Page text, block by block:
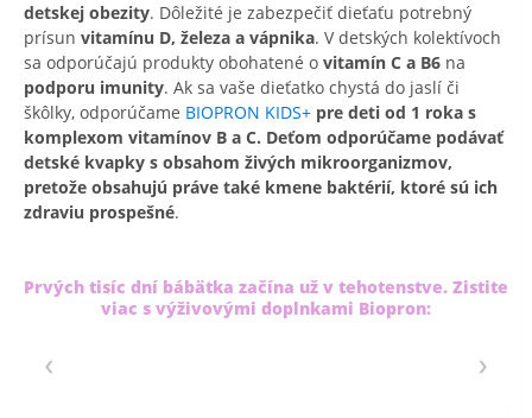
detskej obezity. Dôležité je zabezpečiť dieťaťu potrebný
prísun vitamínu D, železa a vápnika. V detských kolektívoch
sa odporúčajú produkty obohatené o vitamín C a B6 na
podporu imunity. Ak sa vaše dieťatko chystá do jaslí či
škôlky, odporúčame BIOPRON KIDS+ pre deti od 1 roka s
komplexom vitamínov B a C. Deťom odporúčame podávať
detské kvapky s obsahom živých mikroorganizmov,
pretože obsahujú práve také kmene baktérií, ktoré sú ich
zdraviu prospešné.
Prvých tisíc dní bábätka začína už v tehotenstve. Zistite
viac s výživovými doplnkami Biopron: